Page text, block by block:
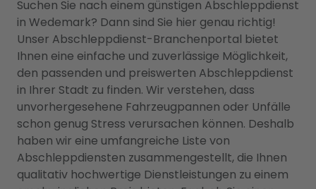
Suchen Sie nach einem günstigen Abschleppdienst
in Wedemark? Dann sind Sie hier genau richtig!
Unser Abschleppdienst-Branchenportal bietet
Ihnen eine einfache und zuverlässige Möglichkeit,
den passenden und preiswerten Abschleppdienst
in Ihrer Stadt zu finden. Wir verstehen, dass
unvorhergesehene Fahrzeugpannen oder Unfälle
schon genug Stress verursachen können. Deshalb
haben wir eine umfangreiche Liste von
Abschleppdiensten zusammengestellt, die Ihnen
qualitativ hochwertige Dienstleistungen zu einem